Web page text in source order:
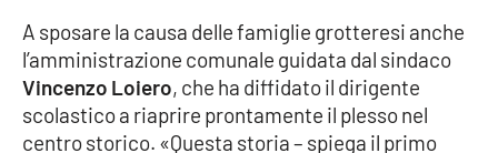
RUBRICHE
Good Morning Vietnam
A sposare la causa delle famiglie grotteresi anche
l’amministrazione comunale guidata dal sindaco
Vincenzo Loiero, che ha diffidato il dirigente
scolastico a riaprire prontamente il plesso nel
centro storico. «Questa storia – spiega il primo